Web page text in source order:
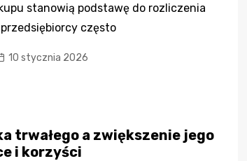
stanowią podstawę do rozliczenia
często
10 stycznia 2026
trwałego a zwiększenie jego
i korzyści